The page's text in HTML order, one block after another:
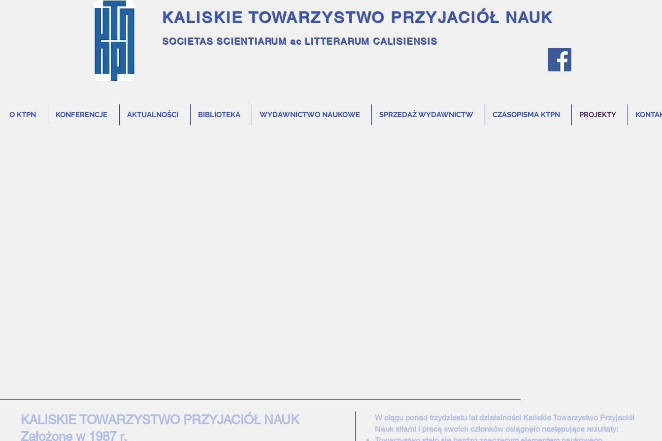
KALISKIE TOWARZYSTWO PRZYJACIÓŁ NAUK
SOCIETAS SCIENTIARUM ac LITTERARUM CALISIENSIS
O KTPN KONFERENCJE AKTUALNOŚCI BIBLIOTEKA WYDAWNICTWO NAUKOWE SPRZEDAŻ WYDAWNICTW CZASOPISMA KTPN PROJEKTY
KALISKIE TOWARZYSTWO PRZYJACIÓŁ NAUK
Założone w 1987 r.
W ciągu ponad trzydziestu lat działalności Kaliskie Towarzystwo Przyjaciół
Nauk siłami i pracą swoich członków osiągnęło następujące rezultaty: